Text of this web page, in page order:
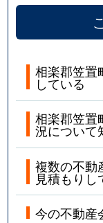
相楽郡笠置
している
相楽郡笠置
況について
複数の不動
見積もり
今の不動産